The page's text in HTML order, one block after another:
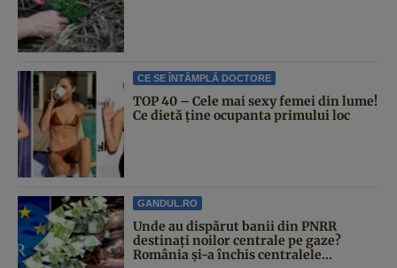
CE SE ÎNTÂMPLĂ DOCTORE
TOP 40 – Cele mai sexy femei din lume!
Ce dietă ține ocupanta primului loc
GANDUL.RO
Unde au dispărut banii din PNRR
destinați noilor centrale pe gaze?
România și-a închis centralele...